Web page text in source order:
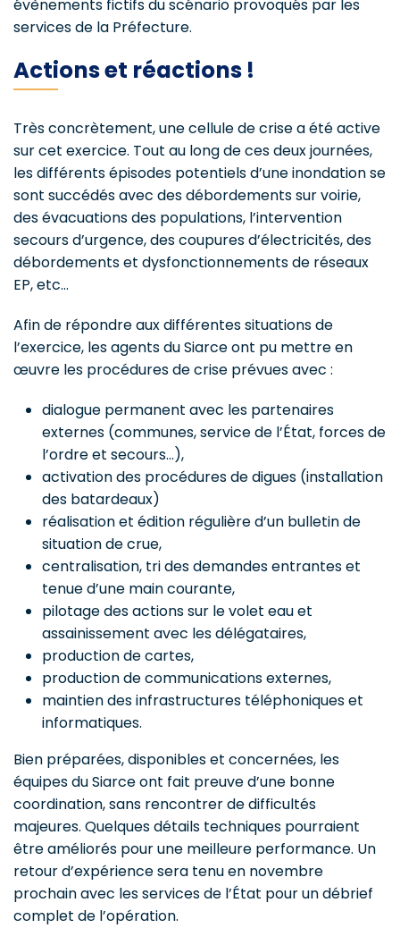
évènements fictifs du scénario provoqués par les
services de la Préfecture.
Actions et réactions !
Très concrètement, une cellule de crise a été active
sur cet exercice. Tout au long de ces deux journées,
les différents épisodes potentiels d’une inondation se
sont succédés avec des débordements sur voirie,
des évacuations des populations, l’intervention
secours d’urgence, des coupures d’électricités, des
débordements et dysfonctionnements de réseaux
EP, etc…
Afin de répondre aux différentes situations de
l’exercice, les agents du Siarce ont pu mettre en
œuvre les procédures de crise prévues avec :
dialogue permanent avec les partenaires
externes (communes, service de l’État, forces de
l’ordre et secours…),
activation des procédures de digues (installation
des batardeaux)
réalisation et édition régulière d’un bulletin de
situation de crue,
centralisation, tri des demandes entrantes et
tenue d’une main courante,
pilotage des actions sur le volet eau et
assainissement avec les délégataires,
production de cartes,
production de communications externes,
maintien des infrastructures téléphoniques et
informatiques.
Bien préparées, disponibles et concernées, les
équipes du Siarce ont fait preuve d’une bonne
coordination, sans rencontrer de difficultés
majeures. Quelques détails techniques pourraient
être améliorés pour une meilleure performance. Un
retour d’expérience sera tenu en novembre
prochain avec les services de l’État pour un débrief
complet de l’opération.